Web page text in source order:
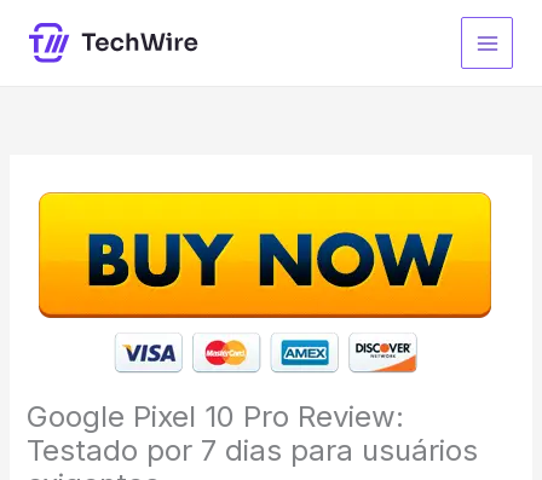
para
Google Pixel 10 Pro Review:
Testado por 7 dias para usuários